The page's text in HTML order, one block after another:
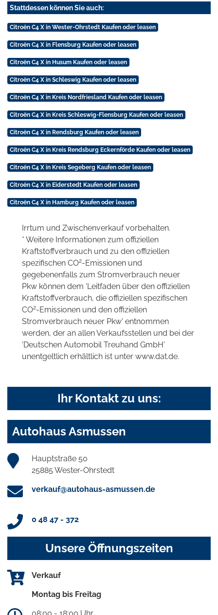
Stattdessen können Sie auch:
Citroën C4 X in Wester-Ohrstedt Kaufen oder leasen
Citroën C4 X in Flensburg Kaufen oder leasen
Citroën C4 X in Husum Kaufen oder leasen
Citroën C4 X in Schleswig Kaufen oder leasen
Citroën C4 X in Kreis Nordfriesland Kaufen oder leasen
Citroën C4 X in Kreis Schleswig-Flensburg Kaufen oder leasen
Citroën C4 X in Rendsburg Kaufen oder leasen
Citroën C4 X in Kreis Rendsburg Eckernförde Kaufen oder leasen
Citroën C4 X in Kreis Segeberg Kaufen oder leasen
Citroën C4 X in Eiderstedt Kaufen oder leasen
Citroën C4 X in Hamburg Kaufen oder leasen
Irrtum und Zwischenverkauf vorbehalten.
* Weitere Informationen zum offiziellen
Kraftstoffverbrauch und zu den offiziellen
spezifischen CO2-Emissionen und
gegebenenfalls zum Stromverbrauch neuer
Pkw können dem 'Leitfaden über den offiziellen
Kraftstoffverbrauch, die offiziellen spezifischen
CO2-Emissionen und den offiziellen
Stromverbrauch neuer Pkw' entnommen
werden, der an allen Verkaufsstellen und bei der
'Deutschen Automobil Treuhand GmbH'
unentgeltlich erhältlich ist unter www.dat.de.
Ihr Kontakt zu uns:
Autohaus Asmussen
Hauptstraße 50
25885 Wester-Ohrstedt
verkauf@autohaus-asmussen.de
0 48 47 - 372
Unsere Öffnungszeiten
Verkauf
Montag bis Freitag